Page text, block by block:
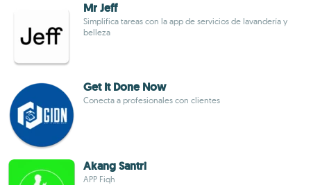
Mr Jeff
Simplifica tareas con la app de servicios de lavandería y
belleza
Get It Done Now
Conecta a profesionales con clientes
Akang Santri
APP Fiqh